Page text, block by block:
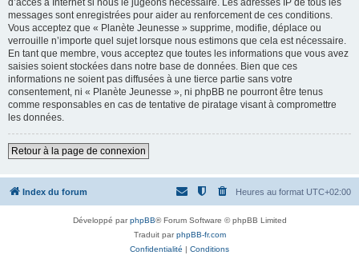
d’accès à Internet si nous le jugeons nécessaire. Les adresses IP de tous les
messages sont enregistrées pour aider au renforcement de ces conditions.
Vous acceptez que « Planète Jeunesse » supprime, modifie, déplace ou
verrouille n’importe quel sujet lorsque nous estimons que cela est nécessaire.
En tant que membre, vous acceptez que toutes les informations que vous avez
saisies soient stockées dans notre base de données. Bien que ces
informations ne soient pas diffusées à une tierce partie sans votre
consentement, ni « Planète Jeunesse », ni phpBB ne pourront être tenus
comme responsables en cas de tentative de piratage visant à compromettre
les données.
Retour à la page de connexion
Index du forum Heures au format UTC+02:00
Développé parphpBB® Forum Software © phpBB Limited
Traduit parphpBB-fr.com
Confidentialité | Conditions